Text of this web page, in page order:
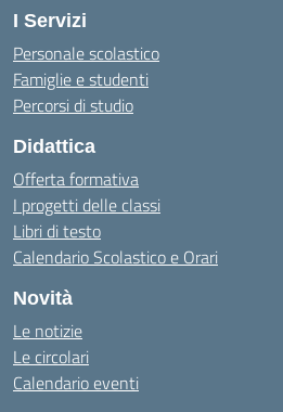
I Servizi
Personale scolastico
Famiglie e studenti
Percorsi di studio
Didattica
Offerta formativa
I progetti delle classi
Libri di testo
Calendario Scolastico e Orari
Novità
Le notizie
Le circolari
Calendario eventi